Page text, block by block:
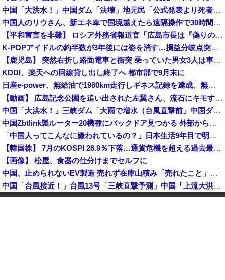
中国「大洪水！」中国ダム「決壊」地元民「公式発表より死者多い！」中国政府「住民拘束！（安否不明」中国当局「救助隊動画も削除」台風13号「三峡ダム接近中」→
中国人のリウさん、新エネ車で国境越えたら遠隔操作で30時間ロックされる！
【平和宣言を非難】 ロシア外務省報道官「広島市長は『偽りの呪文』繰り返している」
K-POPアイドルの約半数が3年後には姿を消す…損益分岐点突破は4％未満
【鹿児島】 突然右折し路面電車と衝突 乗っていた男女3人は車を放置しダッシュで逃走中
KDDI、楽天への回線貸し出し終了へ 都市部で9月末に
日産e-power、無給油で1980km走行しギネス記録を達成、無駄な発電や送電ロスなくEVよりエコを証明
【動画】 広島記念公園を追い出された左翼さん、流石にキモすぎて炎上
中国「大洪水！」三峡ダム「大雨で増水（台風直撃前」中国ダム「緊急放流！」中国鉄道「列車が走行中に流される」中国避難所「支援物資は有料です」謎の勢力「え」→
中国Zbtlink製ルーター20機種にバックドア見つかる 外部から完全制御のおそれ
「中国人ってこんなに嫌われているの？」日本生活9年目で明かす本心！
【韓国株】 7月のKOSPI 28.9％下落…通貨危機を超える過去最大の下げ幅
【画像】 松屋、食器の仕分けまでセルフに
中国、止められないEV製造 売れず在庫山積み「売れたこと」にして補助金を騙し取る事案を思いつきが横行
中国「台風接近！」台風13号「三峡直撃予測」中国「上流大洪水！（三峡上流」中国都市「8/5の映像（動画」三峡ダム「緊急放流（決壊危機」中国「下流大水害（震え声」→
韓国人インフルエンサー(49)、日本で次々と車に衝突 計7台巻き込み 八王子